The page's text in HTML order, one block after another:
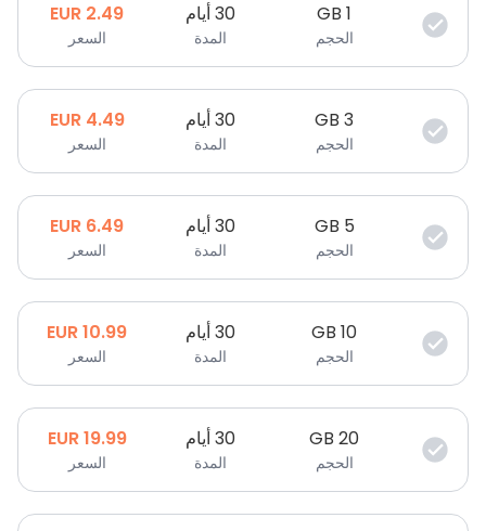
1
GB
الحجم
30 أيام
المدة
2.49
EUR
السعر
3
GB
الحجم
30 أيام
المدة
4.49
EUR
السعر
5
GB
الحجم
30 أيام
المدة
6.49
EUR
السعر
10
GB
الحجم
30 أيام
المدة
10.99
EUR
السعر
20
GB
الحجم
30 أيام
المدة
19.99
EUR
السعر